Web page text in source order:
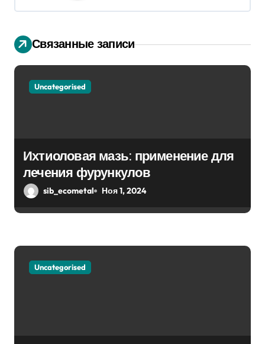
ц
и
я
п
п
и
я
Связанные записи
Uncategorised
Ихтиоловая мазь: применение для
лечения фурункулов
sib_ecometal Ноя 1, 2024
Uncategorised